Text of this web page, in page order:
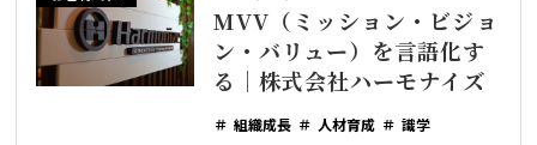
MVV（ミッション・ビジョ
ン・バリュー）を言語化す
る｜株式会社ハーモナイズ
組織成長 人材育成 識学